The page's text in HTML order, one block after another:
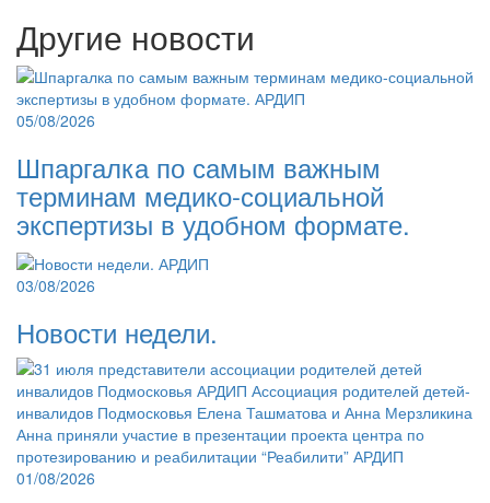
Другие новости
05/08/2026
Шпаргалка по самым важным
терминам медико-социальной
экспертизы в удобном формате.
03/08/2026
Новости недели.
01/08/2026